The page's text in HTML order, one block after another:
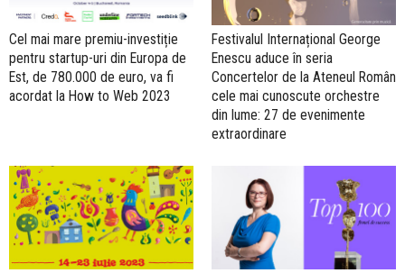
Cel mai mare premiu-investiție
pentru startup-uri din Europa de
Est, de 780.000 de euro, va fi
acordat la How to Web 2023
Festivalul Internațional George
Enescu aduce în seria
Concertelor de la Ateneul Român
cele mai cunoscute orchestre
din lume: 27 de evenimente
extraordinare